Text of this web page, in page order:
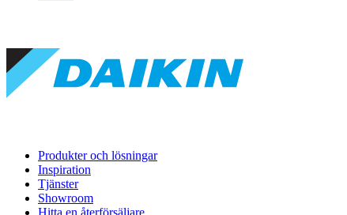
Produkter och lösningar
Inspiration
Tjänster
Showroom
Hitta en återförsäljare